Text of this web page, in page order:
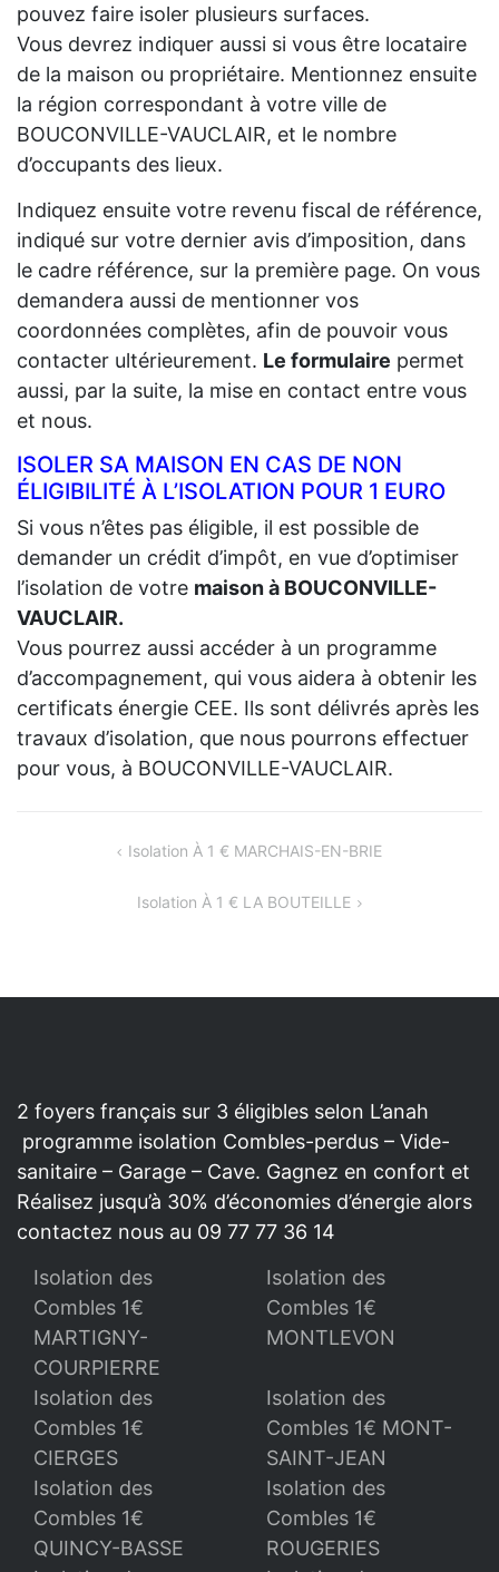
pouvez faire isoler plusieurs surfaces.
Vous devrez indiquer aussi si vous être locataire
de la maison ou propriétaire. Mentionnez ensuite
la région correspondant à votre ville de
BOUCONVILLE-VAUCLAIR, et le nombre
d’occupants des lieux.
Indiquez ensuite votre revenu fiscal de référence,
indiqué sur votre dernier avis d’imposition, dans
le cadre référence, sur la première page. On vous
demandera aussi de mentionner vos
coordonnées complètes, afin de pouvoir vous
contacter ultérieurement. Le formulaire permet
aussi, par la suite, la mise en contact entre vous
et nous.
ISOLER SA MAISON EN CAS DE NON
ÉLIGIBILITÉ À L’ISOLATION POUR 1 EURO
Si vous n’êtes pas éligible, il est possible de
demander un crédit d’impôt, en vue d’optimiser
l’isolation de votre maison à BOUCONVILLE-
VAUCLAIR.
Vous pourrez aussi accéder à un programme
d’accompagnement, qui vous aidera à obtenir les
certificats énergie CEE. Ils sont délivrés après les
travaux d’isolation, que nous pourrons effectuer
pour vous, à BOUCONVILLE-VAUCLAIR.
NAVIGATIONIsolation À 1 € MARCHAIS-EN-BRIE
Isolation À 1 € LA BOUTEILLE
2 foyers français sur 3 éligibles selon L’anah
programme isolation Combles-perdus – Vide-
sanitaire – Garage – Cave. Gagnez en confort et
Réalisez jusqu’à 30% d’économies d’énergie alors
contactez nous au 09 77 77 36 14
Isolation des
Combles 1€
MARTIGNY-
COURPIERRE
Isolation des
Combles 1€
MONTLEVON
Isolation des
Combles 1€
CIERGES
Isolation des
Combles 1€ MONT-
SAINT-JEAN
Isolation des
Combles 1€
QUINCY-BASSE
Isolation des
Combles 1€
ROUGERIES